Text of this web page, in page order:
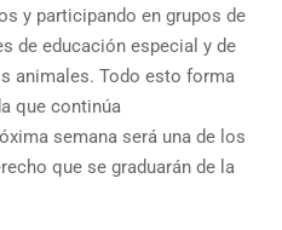
y participando en grupos de
de educación especial y de
animales. Todo esto forma
que continúa
semana será una de los
que se graduarán de la